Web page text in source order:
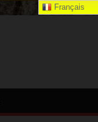
Français